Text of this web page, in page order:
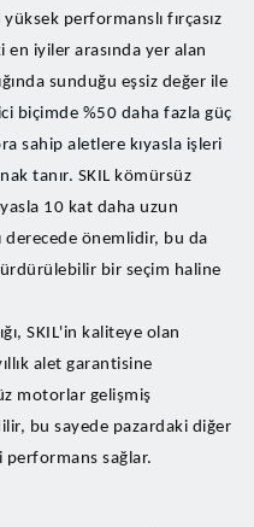
performanslı fırçasız
iyiler arasında yer alan
sunduğu eşsiz değer ile
biçimde %50 daha fazla güç
sahip aletlere kıyasla işleri
tanır. SKIL kömürsüz
10 kat daha uzun
derecede önemlidir, bu da
bir seçim haline
SKIL'in kaliteye olan
alet garantisine
motorlar gelişmiş
bu sayede pazardaki diğer
performans sağlar.